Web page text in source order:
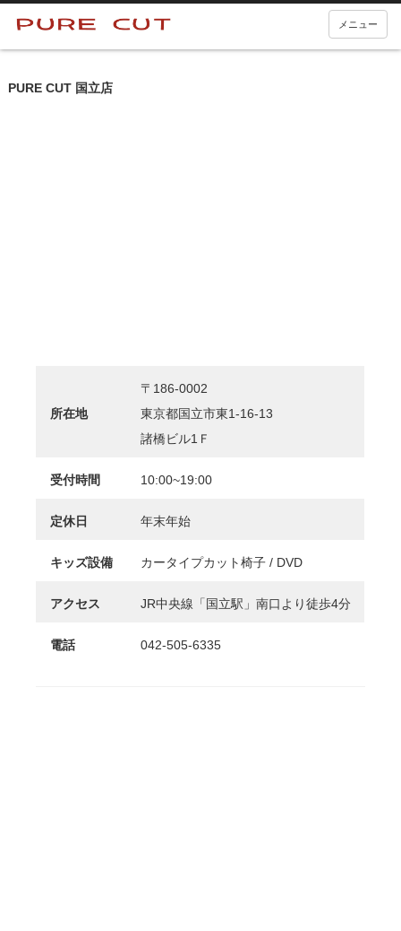
メニュー
PURE CUT 国立店
所在地
〒186-0002
東京都国立市東1-16-13
諸橋ビル1Ｆ
受付時間 10:00~19:00
定休日 年末年始
キッズ設備 カータイプカット椅子 / DVD
アクセス JR中央線「国立駅」南口より徒歩4分
電話 042-505-6335